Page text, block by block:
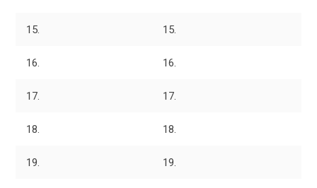
15. 15.
16. 16.
17. 17.
18. 18.
19. 19.